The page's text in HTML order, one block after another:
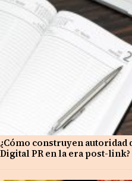
¿Cómo construyen
Digital PR en la era post-link?